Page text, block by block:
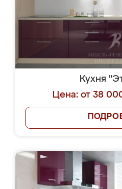
Кухня
Цена: от 38